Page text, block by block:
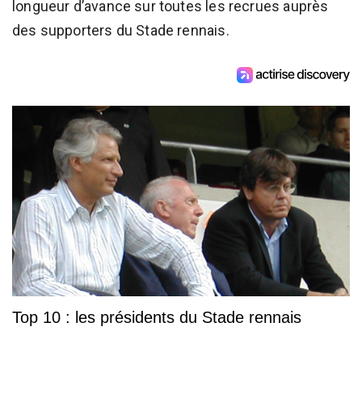
longueur d’avance sur toutes les recrues auprès
des supporters du Stade rennais.
Top 10 : les présidents du Stade rennais